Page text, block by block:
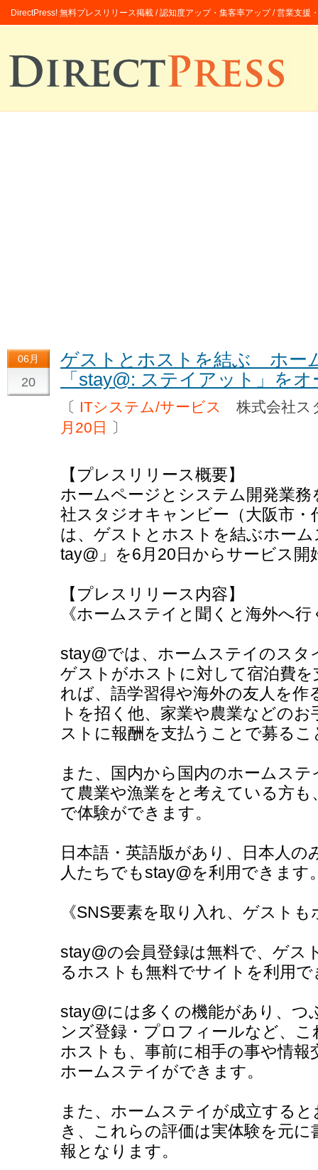
DirectPress! 無料プレスリリース掲載 / 認知度アップ・集客率アップ / 営業支援
06月
20
ゲストとホストを結ぶ ホ
「stay@: ステイアット」を
〔 ITシステム/サービス
株式会社
月20日
〕
【プレスリリース概要】
ホームページとシステム開発業
社スタジオキャンビー（大阪市
は、ゲストとホストを結ぶホー
tay@」を6月20日からサービス開
【プレスリリース内容】
《ホームステイと聞くと海外へ
stay@では、ホームステイのス
ゲストがホストに対して宿泊費
れば、語学習得や海外の友人を
トを招く他、家業や農業などの
ストに報酬を支払うことで募る
また、国内から国内のホームス
て農業や漁業をと考えている方
で体験ができます。
日本語・英語版があり、日本人
人たちでもstay@を利用できます
《SNS要素を取り入れ、ゲスト
stay@の会員登録は無料で、ゲス
るホストも無料でサイトを利用
stay@には多くの機能があり、つ
ンズ登録・プロフィールなど、
ホストも、事前に相手の事や情
ホームステイができます。
また、ホームステイが成立する
き、これらの評価は実体験を元
報となります。